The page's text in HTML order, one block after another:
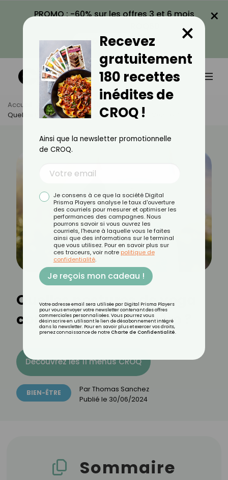
PROMO : -60% sur les offres 3 et 6 mois
VOIR LA PROMO
×
Accueil Actus
Bien-Être
Quelles Postures De Yoga Contre Le Mal De Ventre ?
Quelles postures de yoga
contre le mal de ventre ?
Découvrez les 11 menus CROQ
BIEN-ÊTRE ParThomas Sanchez
Publié le 30/06/2024
Sommaire
Recevez
gratuitement
180 recettes
inédites de
CROQ !
×
Ainsi que la newsletter promotionnelle
de CROQ.
Je consens à ce que la société Digital
Prisma Players analyse le taux d'ouverture
des courriels pour mesurer et optimiser les
performances des campagnes. Nous
pourrons savoir si vous ouvrez les
courriels, l'heure à laquelle vous le faites
ainsi que des informations sur le terminal
que vous utilisez. Pour en savoir plus sur
ces traceurs, voir notre politique de
confidentialité.
Je reçois mon cadeau !
Votre adresse email sera utilisée par Digital Prisma Players
pour vous envoyer votre newsletter contenant des offres
commerciales personnalisées. Vous pourrez vous
désinscrire en utilisant le lien de désabonnement intégré
dans la newsletter. Pour en savoir plus et exercer vos droits,
prenez connaissance de notre Charte de Confidentialité.